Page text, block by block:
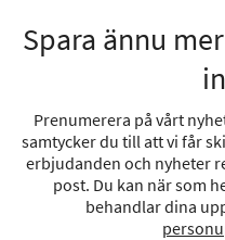
Spara ännu
Prenumerera på vårt
samtycker du till att vi får
erbjudanden och nyheter
post. Du kan när som
behandlar dina